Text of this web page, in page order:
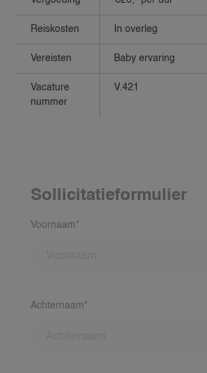
Reiskosten In overleg
Vereisten Baby ervaring
Vacature
nummer
V.421
Sollicitatieformulier
Voornaam*
Achternaam*